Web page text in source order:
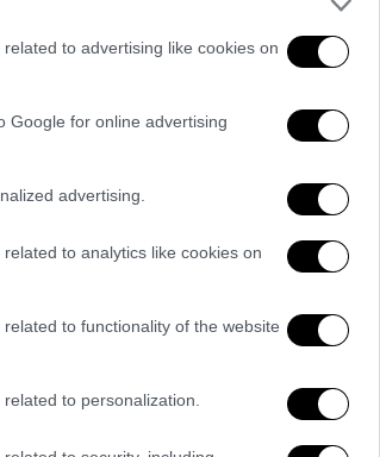
to advertising like cookies on
Google for online advertising
advertising.
to analytics like cookies on
to functionality of the website
to personalization.
22:40
σε σύγκριση με
6,36% σε σχέση με